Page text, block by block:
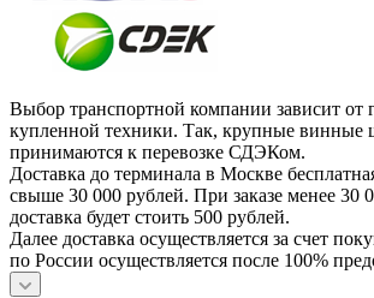
Выбор транспортной компании зависит от
купленной техники. Так, крупные винные
принимаются к перевозке СДЭКом.
Доставка до терминала в Москве
свыше 30 000 рублей. При заказе менее 30
доставка будет стоить 500 рублей.
Далее доставка осуществляется за счет
по России осуществляется после 100%